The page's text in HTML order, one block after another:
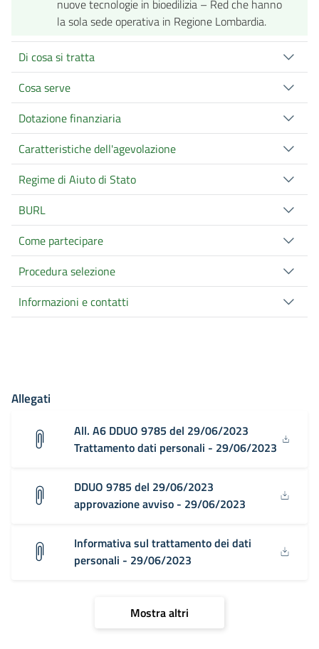
nuove tecnologie in bioedilizia – Red che hanno
la sola sede operativa in Regione Lombardia.
Di cosa si tratta
Cosa serve
Dotazione finanziaria
Caratteristiche dell'agevolazione
Regime di Aiuto di Stato
BURL
Come partecipare
Procedura selezione
Informazioni e contatti
Allegati
All. A6 DDUO 9785 del 29/06/2023
Trattamento dati personali - 29/06/2023
DDUO 9785 del 29/06/2023
approvazione avviso - 29/06/2023
Informativa sul trattamento dei dati
personali - 29/06/2023
Mostra altri